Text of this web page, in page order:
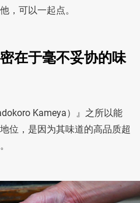
，可以一起点。
在于毫不妥协的味
Kameya）』之所以能
位，是因为其味道的高品质超